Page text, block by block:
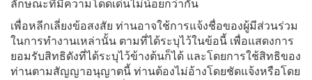
ลักษณะที่มีความโดดเด่นไม่น้อยกว่ากัน
เพื่อหลีกเลี่ยงข้อสงสัย ท่านอาจใช้การแจ้งชื่อของผู้มีส่วนร่วม
ในการทำงานเหล่านั้น ตามที่ได้ระบุไว้ในข้อนี้ เพื่อแสดงการ
ยอมรับสิทธิดังที่ได้ระบุไว้ข้างต้นก็ได้ และโดยการใช้สิทธิของ
ท่านตามสัญญาอนุญาตนี้ ท่านต้องไม่อ้างโดยชัดแจ้งหรือโดย